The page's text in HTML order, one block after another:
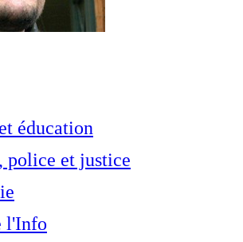
éducation
police et justice
l'Info